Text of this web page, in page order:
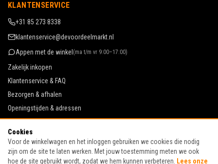
KLANTENSERVICE
+31 85 273 8338
klantenservice@devoordeelmarkt.nl
Appen met de winkel (ma t/m vr 9:00–17:00)
Zakelijk inkopen
Klantenservice & FAQ
Bezorgen & afhalen
Openingstijden & adressen
Werken bij De Voordeelmarkt
Algemene voorwaarden
Privacy & cookies
Cookies
Voor de winkelwagen en het inloggen gebruiken we cookies die nodig
zijn om de site te laten werken. Met jouw toestemming meten we ook
hoe de site gebruikt wordt, zodat we hem kunnen verbeteren.
Lees onze